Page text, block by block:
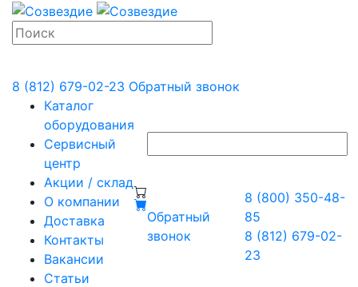
8 (812) 679-02-23 Обратный звонок
Каталог
оборудования
Сервисный
центр
Акции / склад
О компании
Доставка
Контакты
Вакансии
Статьи
Обратный
звонок
8 (800) 350-48-
85
8 (812) 679-02-
23